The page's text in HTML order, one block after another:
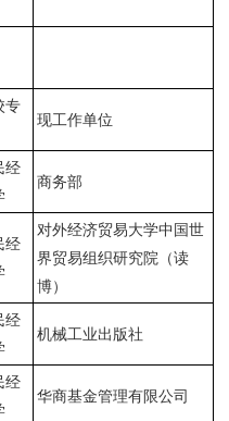
专
现工作单位
经
商务部
经
对外经济贸易大学中国世
界贸易组织研究院（读
博）
经
机械工业出版社
经
华商基金管理有限公司